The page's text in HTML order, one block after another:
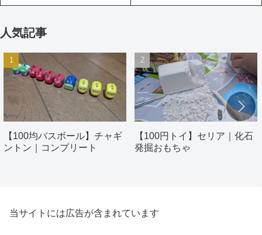
人気記事
【100均バスボール】チャギ
ントン｜コンプリート
【100円トイ】セリア｜化石
発掘おもちゃ
当サイトには広告が含まれています